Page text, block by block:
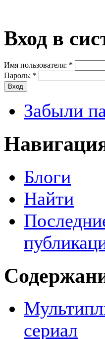
Вход в
Имя пользователя: *
Пароль: *
Забыли
Блоги
Найти
сериал